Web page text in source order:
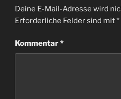
Deine E-Mail-Adresse wird
Erforderliche Felder sind mit*
Kommentar*